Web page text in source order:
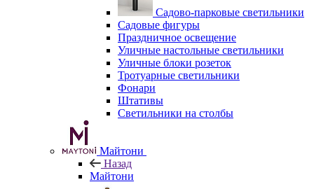
Садово-парковые светильники
Садовые фигуры
Праздничное освещение
Уличные настольные светильники
Уличные блоки розеток
Тротуарные светильники
Фонари
Штативы
Светильники на столбы
Майтони
Назад
Майтони